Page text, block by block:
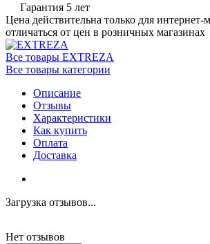
Гарантия 5 лет
Цена действительна только для интернет-
отличаться от цен в розничных магазинах
Все товары EXTREZA
Все товары категории
Описание
Отзывы
Характеристики
Как купить
Оплата
Доставка
Загрузка отзывов...
Нет отзывов